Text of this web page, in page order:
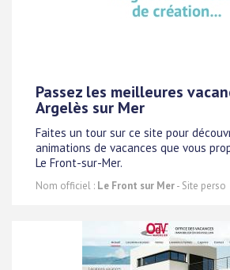
Passez les meilleures
Argelès sur Mer
Faites un tour sur ce site pour
animations de vacances que vous
Le Front-sur-Mer.
Nom officiel : Le Front sur Mer- Site perso